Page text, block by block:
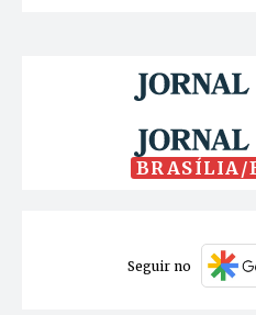
BRASÍLIA/
Seguir no